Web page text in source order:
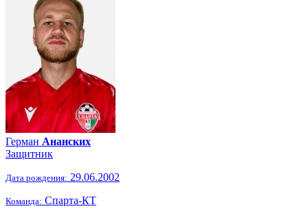
Герман Ананских
Защитник
Дата рождения: 29.06.2002
Команда: Спарта-КТ